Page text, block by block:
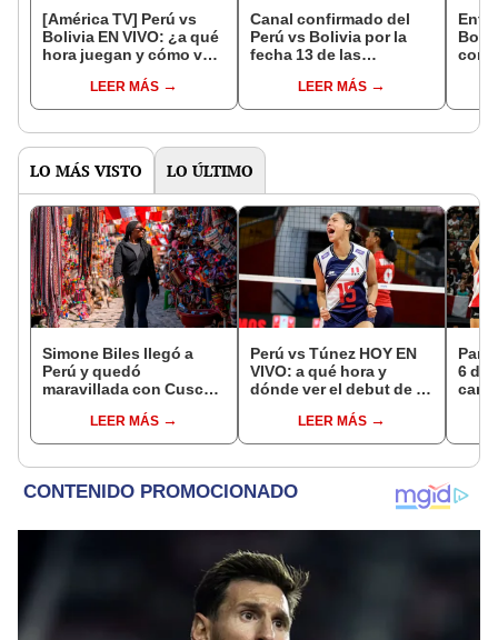
[América TV] Perú vs
Bolivia EN VIVO: ¿a qué
hora juegan y cómo ver
LEER MÁS
Canal confirmado del
Perú vs Bolivia por la
fecha 13 de las
LEER MÁS
las
LO MÁS VISTO LO ÚLTIMO
Simone Biles llegó a
Perú y quedó
maravillada con Cusco:
lo hermoso que es este
país"
LEER MÁS
Perú vs Túnez HOY EN
VIVO: a qué hora y
dónde ver el debut de la
Sub 17 de Vóley 2026
LEER MÁS
6 de